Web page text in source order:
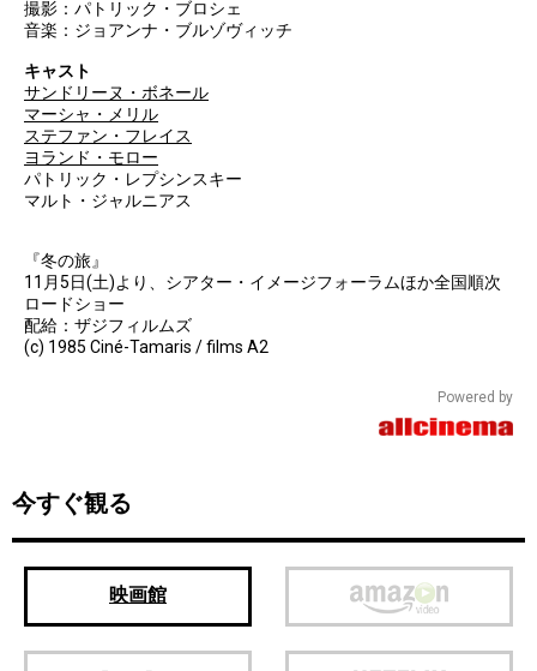
撮影：パトリック・ブロシェ
音楽：ジョアンナ・ブルゾヴィッチ
キャスト
サンドリーヌ・ボネール
マーシャ・メリル
ステファン・フレイス
ヨランド・モロー
パトリック・レプシンスキー
マルト・ジャルニアス
『冬の旅』
11月5日(土)より、シアター・イメージフォーラムほか全国順次
ロードショー
配給：ザジフィルムズ
(c) 1985 Ciné-Tamaris / films A2
Powered by
今すぐ観る
映画館